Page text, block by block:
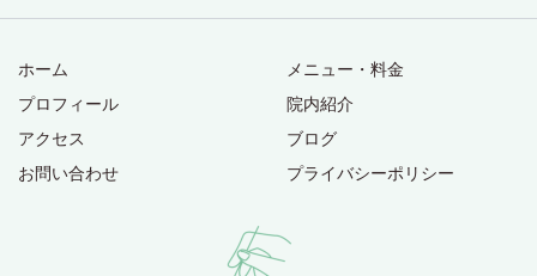
ホーム
メニュー・料金
プロフィール
院内紹介
アクセス
ブログ
お問い合わせ
プライバシーポリシー